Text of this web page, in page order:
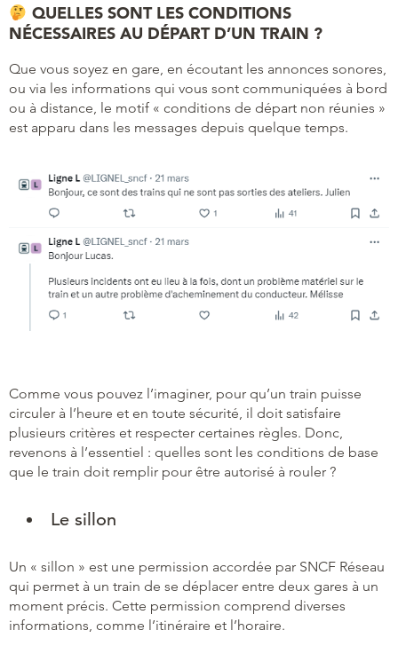
QUELLES SONT LES CONDITIONS
NÉCESSAIRES AU DÉPART D’UN TRAIN ?
Que vous soyez en gare, en écoutant les annonces sonores,
ou via les informations qui vous sont communiquées à bord
ou à distance, le motif « conditions de départ non réunies »
est apparu dans les messages depuis quelque temps.
Comme vous pouvez l’imaginer, pour qu’un train puisse
circuler à l’heure et en toute sécurité, il doit satisfaire
plusieurs critères et respecter certaines règles. Donc,
revenons à l’essentiel : quelles sont les conditions de base
que le train doit remplir pour être autorisé à rouler ?
Le sillon
Un « sillon » est une permission accordée par SNCF Réseau
qui permet à un train de se déplacer entre deux gares à un
moment précis. Cette permission comprend diverses
informations, comme l’itinéraire et l’horaire.